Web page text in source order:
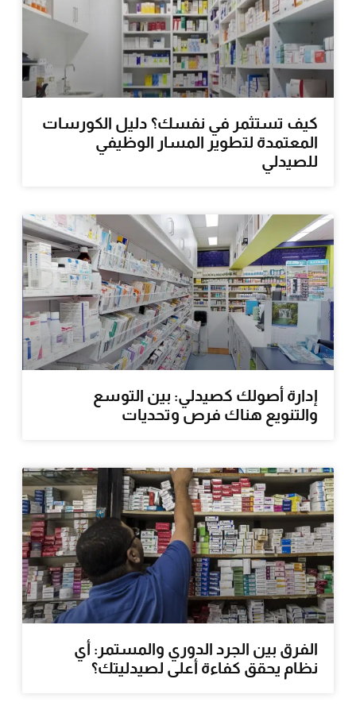
كيف تستثمر في نفسك؟ دليل الكورسات
المعتمدة لتطوير المسار الوظيفي
للصيدلي
إدارة أصولك كصيدلي: بين التوسع
والتنويع هناك فرص وتحديات
الفرق بين الجرد الدوري والمستمر: أي
نظام يحقق كفاءة أعلى لصيدليتك؟